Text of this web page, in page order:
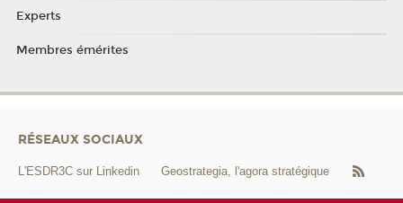
Experts
Membres émérites
RÉSEAUX SOCIAUX
L'ESDR3C sur Linkedin Geostrategia, l'agora stratégique